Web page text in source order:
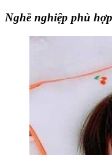
Nghề nghiệp phù hợp